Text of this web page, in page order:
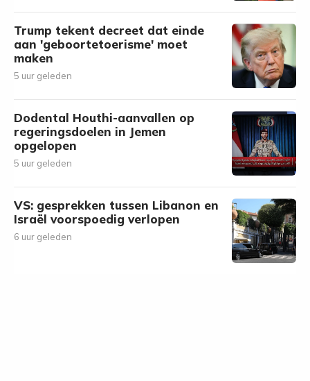
Trump tekent decreet dat einde
aan 'geboortetoerisme' moet
maken
5 uur geleden
Dodental Houthi-aanvallen op
regeringsdoelen in Jemen
opgelopen
5 uur geleden
VS: gesprekken tussen Libanon en
Israël voorspoedig verlopen
6 uur geleden